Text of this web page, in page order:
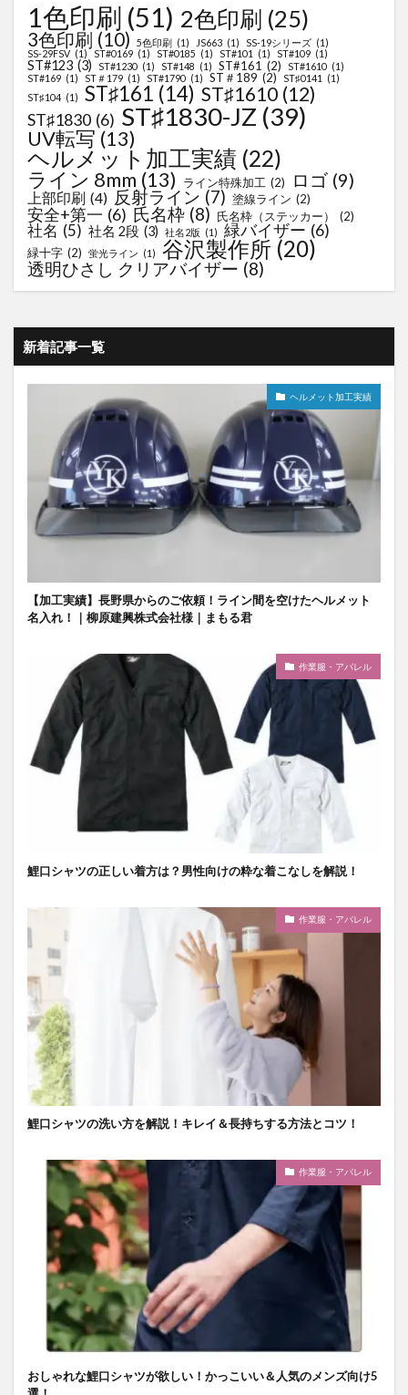
1色印刷 (51) 2色印刷 (25)
3色印刷 (10) 5色印刷 (1) JS663 (1) SS-19シリーズ (1)
SS-29FSV (1) ST#0169 (1) ST#0185 (1) ST#101 (1) ST#109 (1)
ST#123 (3) ST#1230 (1) ST#148 (1) ST#161 (2) ST#1610 (1)
ST#169 (1) ST＃179 (1) ST#1790 (1) ST＃189 (2) ST♯0141
(1)
ST♯104 (1) ST♯161 (14) ST♯1610 (12)
ST♯1830 (6) ST♯1830-JZ (39)
UV転写 (13)
ヘルメット加工実績 (22)
ライン 8mm (13) ライン特殊加工 (2) ロゴ (9)
上部印刷 (4) 反射ライン (7) 塗線ライン (2)
安全+第一 (6) 氏名枠 (8) 氏名枠（ステッカー） (2)
社名 (5) 社名 2段 (3) 社名2版 (1) 緑バイザー (6)
緑十字 (2) 蛍光ライン (1) 谷沢製作所 (20)
透明ひさし クリアバイザー (8)
新着記事一覧
ヘルメット加工実績
【加工実績】長野県からのご依頼！ライン間を空けたヘルメット
名入れ！｜柳原建興株式会社様｜まもる君
作業服・アパレル
鯉口シャツの正しい着方は？男性向けの粋な着こなしを解説！
作業服・アパレル
鯉口シャツの洗い方を解説！キレイ＆長持ちする方法とコツ！
作業服・アパレル
おしゃれな鯉口シャツが欲しい！かっこいい＆人気のメンズ向け5